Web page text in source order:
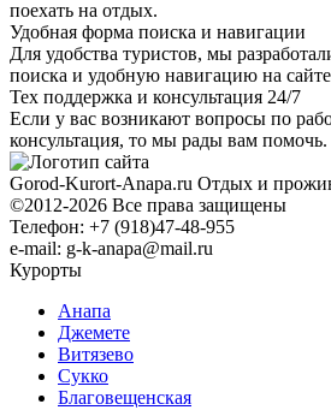
поехать на отдых.
Удобная форма поиска и навигации
Для удобства туристов, мы
поиска и удобную навигацию на
Тех поддержка и консультация 24/7
Если у вас возникают вопросы по
консультация, то мы рады вам помочь.
Gorod-Kurort-Anapa.ru Отдых и
©2012-2026 Все права защищены
Телефон: +7 (918)47-48-955
e-mail: g-k-anapa@mail.ru
Курорты
Анапа
Джемете
Витязево
Сукко
Благовещенская